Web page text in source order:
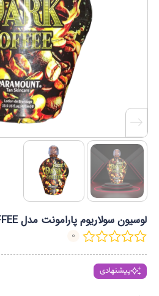
لوسیون سولاریوم پارامونت مدل DARK COFFEE
0
پیشنهادی